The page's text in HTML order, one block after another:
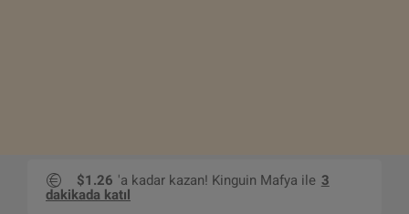
$1.26 'a kadar kazan! Kinguin Mafya ile 3
dakikada katıl